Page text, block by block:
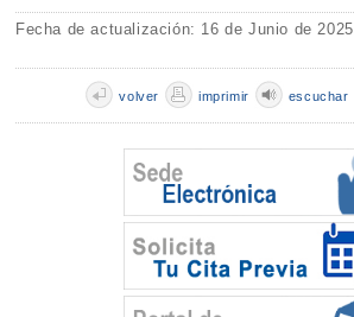
Fecha de actualización: 16 de Junio de 2025
escuchar
imprimir
volver